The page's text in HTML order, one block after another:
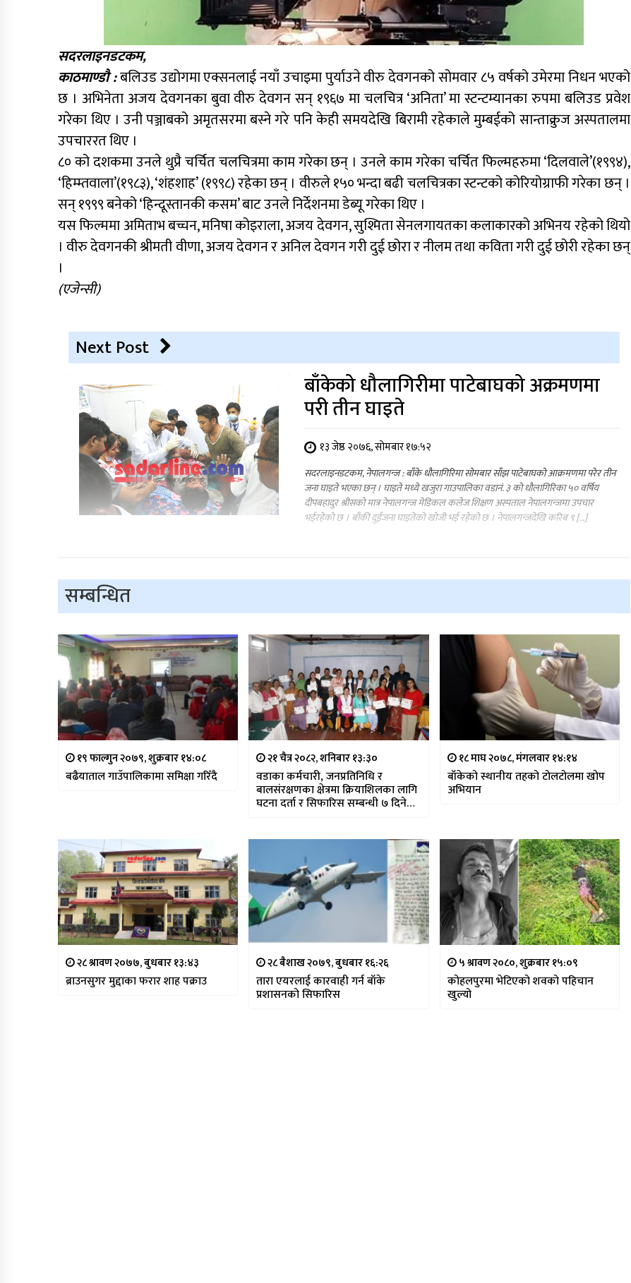
सदरलाइनडटकम,
काठमाण्डौ :बलिउड उद्योगमा एक्सनलाई नयाँ उचाइमा पुर्याउने वीरु देवगनको सोमवार ८५ वर्षको उमेरमा निधन भएको
छ । अभिनेता अजय देवगनका बुवा वीरु देवगन सन् १९६७ मा चलचित्र ‘अनिता’ मा स्टन्टम्यानका रुपमा बलिउड प्रवेश
गरेका थिए । उनी पञ्जाबको अमृतसरमा बस्ने गरे पनि केही समयदेखि बिरामी रहेकाले मुम्बईको सान्ताक्रुज अस्पतालमा
उपचाररत थिए ।
८० को दशकमा उनले थुप्रै चर्चित चलचित्रमा काम गरेका छन् । उनले काम गरेका चर्चित फिल्महरुमा ‘दिलवाले’(१९९४),
‘हिम्म्तवाला’(१९८३), ‘शंहशाह’ (१९९८) रहेका छन् । वीरुले १५० भन्दा बढी चलचित्रका स्टन्टको कोरियोग्राफी गरेका छन् ।
सन् १९९९ बनेको ‘हिन्दूस्तानकी कसम’ बाट उनले निर्देशनमा डेब्यू गरेका थिए ।
यस फिल्ममा अमिताभ बच्चन, मनिषा कोइराला, अजय देवगन, सुश्मिता सेनलगायतका कलाकारको अभिनय रहेको थियो
। वीरु देवगनकी श्रीमती वीणा, अजय देवगन र अनिल देवगन गरी दुई छोरा र नीलम तथा कविता गरी दुई छोरी रहेका छन्
।
(एजेन्सी)
Next Post
बाँकेको धौलागिरीमा पाटेबाघको अक्रमणमा
परी तीन घाइते
१३ जेष्ठ २०७६, सोमबार १७:५२
सदरलाइनडटकम, नेपालगन्ज : बाँके धौलागिरिमा सोमबार साँझ पाटेबाघको आक्रमणमा परेर तीन
जना घाइते भएका छन् । घाइते मध्ये खजुरा गाउपालिका वडानं. ३ को धौलागिरिका ५० वर्षिय
दीपबहादुर श्रीसको मात्र नेपालगन्ज मेडिकल कलेज शिक्षण अस्पताल नेपालगन्जमा उपचार
भईरहेको छ । बाँकी दुईजना घाइतेको खोजी भई रहेको छ । नेपालगन्जदेखि करिब ९ […]
सम्बन्धित
१९ फाल्गुन २०७९, शुक्रबार १४:०८
बढैयाताल गाउँपालिकामा समिक्षा गरिँदै
२१ चैत्र २०८२, शनिबार १३:३०
वडाका कर्मचारी, जनप्रतिनिधि र
बालसंरक्षणका क्षेत्रमा क्रियाशिलका लागि
घटना दर्ता र सिफारिस सम्बन्धी ७ दिने
१८ माघ २०७८, मंगलवार १४:१४
बाँकेको स्थानीय तहको टोलटोलमा खोप
अभियान
२८ श्रावण २०७७, बुधबार १३:४३
ब्राउनसुगर मुद्दाका फरार शाह पक्राउ
२८ बैशाख २०७९, बुधबार १६:२६
तारा एयरलाई कारवाही गर्न बाँके
प्रशासनको सिफारिस
५ श्रावण २०८०, शुक्रबार १५:०९
कोहलपुरमा भेटिएको शवको पहिचान
खुल्यो